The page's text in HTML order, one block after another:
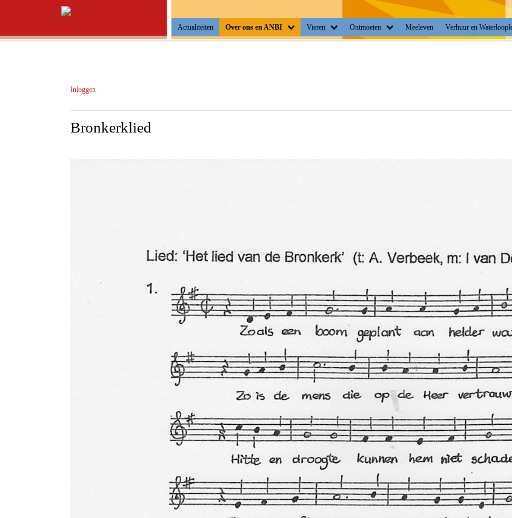
Actualiteiten Over ons en ANBI Vieren Ontmoeten Meeleven Verhuur en
Inloggen
Bronkerklied